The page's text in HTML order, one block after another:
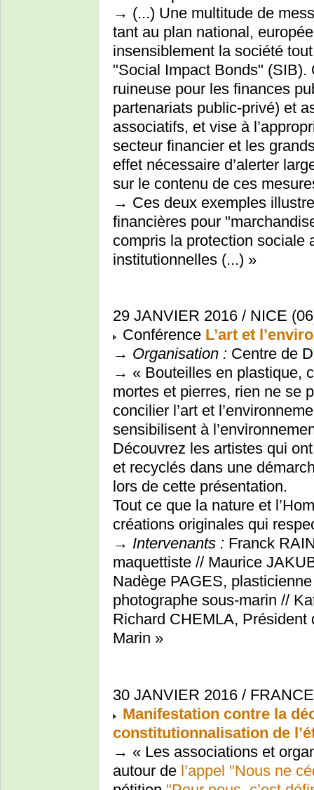
→ (...) Une multitude de
tant au plan national,
insensiblement la société
"Social Impact Bonds"
ruineuse pour les finances
partenariats public-privé) et
associatifs, et vise à
secteur financier et les
effet nécessaire d’alerter
sur le contenu de ces
→ Ces deux exemples
financières pour
compris la protection sociale
institutionnelles (...) »
29 JANVIER 2016 / NICE
Conférence L’art et
→ Organisation : Centre de
→ « Bouteilles en plastique,
mortes et pierres, rien ne se
concilier l’art et
sensibilisent à
Découvrez les artistes qui
et recyclés dans une
lors de cette présentation.
Tout ce que la nature et
créations originales qui
→ Intervenants : Franck
maquettiste // Maurice
Nadège PAGES,
photographe sous-marin //
Richard CHEMLA, Président
Marin »
30 JANVIER 2016 /
Manifestation contre la
constitutionnalisation de
→ « Les associations et
autour de l’appel "Nous ne